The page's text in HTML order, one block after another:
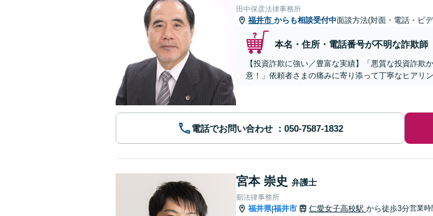
田中保彦法律事務所
福井市 からも相談受付中面談方法(対面・電話・ビ
本名・住所・電話番号が不明な詐欺師
【投資詐欺に強い／豊富な実績】「悪質な投資詐
意！」依頼者さまの痛みに寄り添って丁寧なヒアリ
電話でお問い合わせ
宮本 崇史 弁護士
剱法律事務所
福井県|福井市 仁愛女子高校駅 から徒歩3分営業時